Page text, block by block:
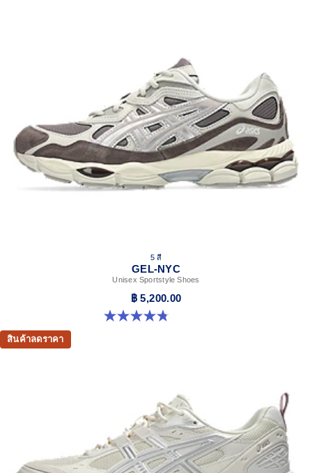
5 สี
GEL-NYC
Unisex Sportstyle Shoes
฿ 5,200.00
4.8 จาก 5 ดาว 599 รีวิว
สินค้าลดราคา